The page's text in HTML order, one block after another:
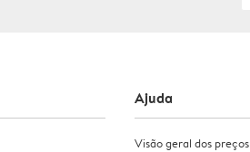
Ajuda
Visão geral dos preços